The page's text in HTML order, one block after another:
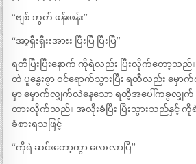
“ဗျစ် ဘွတ် ဖန်းဖန်း”
“အာ့ရှီးရှီးးအားး ပြီးပြီ ပြီးပြီ”
ရတီပြီးပြီးနောက် ကိုရဲလည်း ပြီးလိုက်တော့သည်
ထဲ ပူနွေးစွာ ဝင်ရောက်သွားပြီး ရတီလည်း မှေ
မှာ မှောက်လျှက်လဲနေသော ရတီ့အပေါ်ကခွလျှ
ထားလိုက်သည်။ အလိုးခံပြီး ပြီးသွားသည်နှင့်
ခံစားရသဖြင့်
“ကိုရဲ ဆင်းတော့ကွာ လေးလာပြီ”